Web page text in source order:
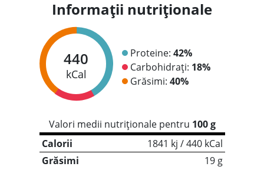
Informații nutriționale
440
kCal
Proteine: 42%
Carbohidrați: 18%
Grăsimi: 40%
Valori medii nutriționale pentru 100 g
Calorii
1841 kj / 440 kCal
Grăsimi
19 g